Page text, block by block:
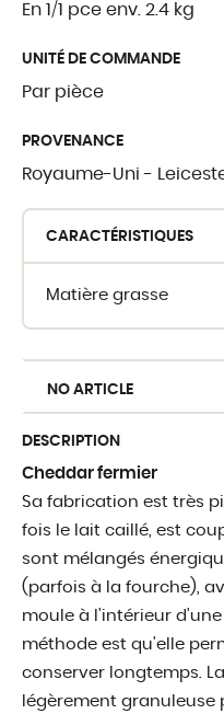
En 1/1 pce env. 2.4 kg
UNITÉ DE COMMANDE
Par pièce
PROVENANCE
Royaume-Uni -
CARACTÉRISTIQUES
Matière grasse
NO ARTICLE
DESCRIPTION
Cheddar fermier
Sa fabrication est très
fois le lait caillé, est
sont mélangés
(parfois à la fourche),
moule à l'intérieur
méthode est qu'elle
conserver longtemps.
légèrement granuleuse